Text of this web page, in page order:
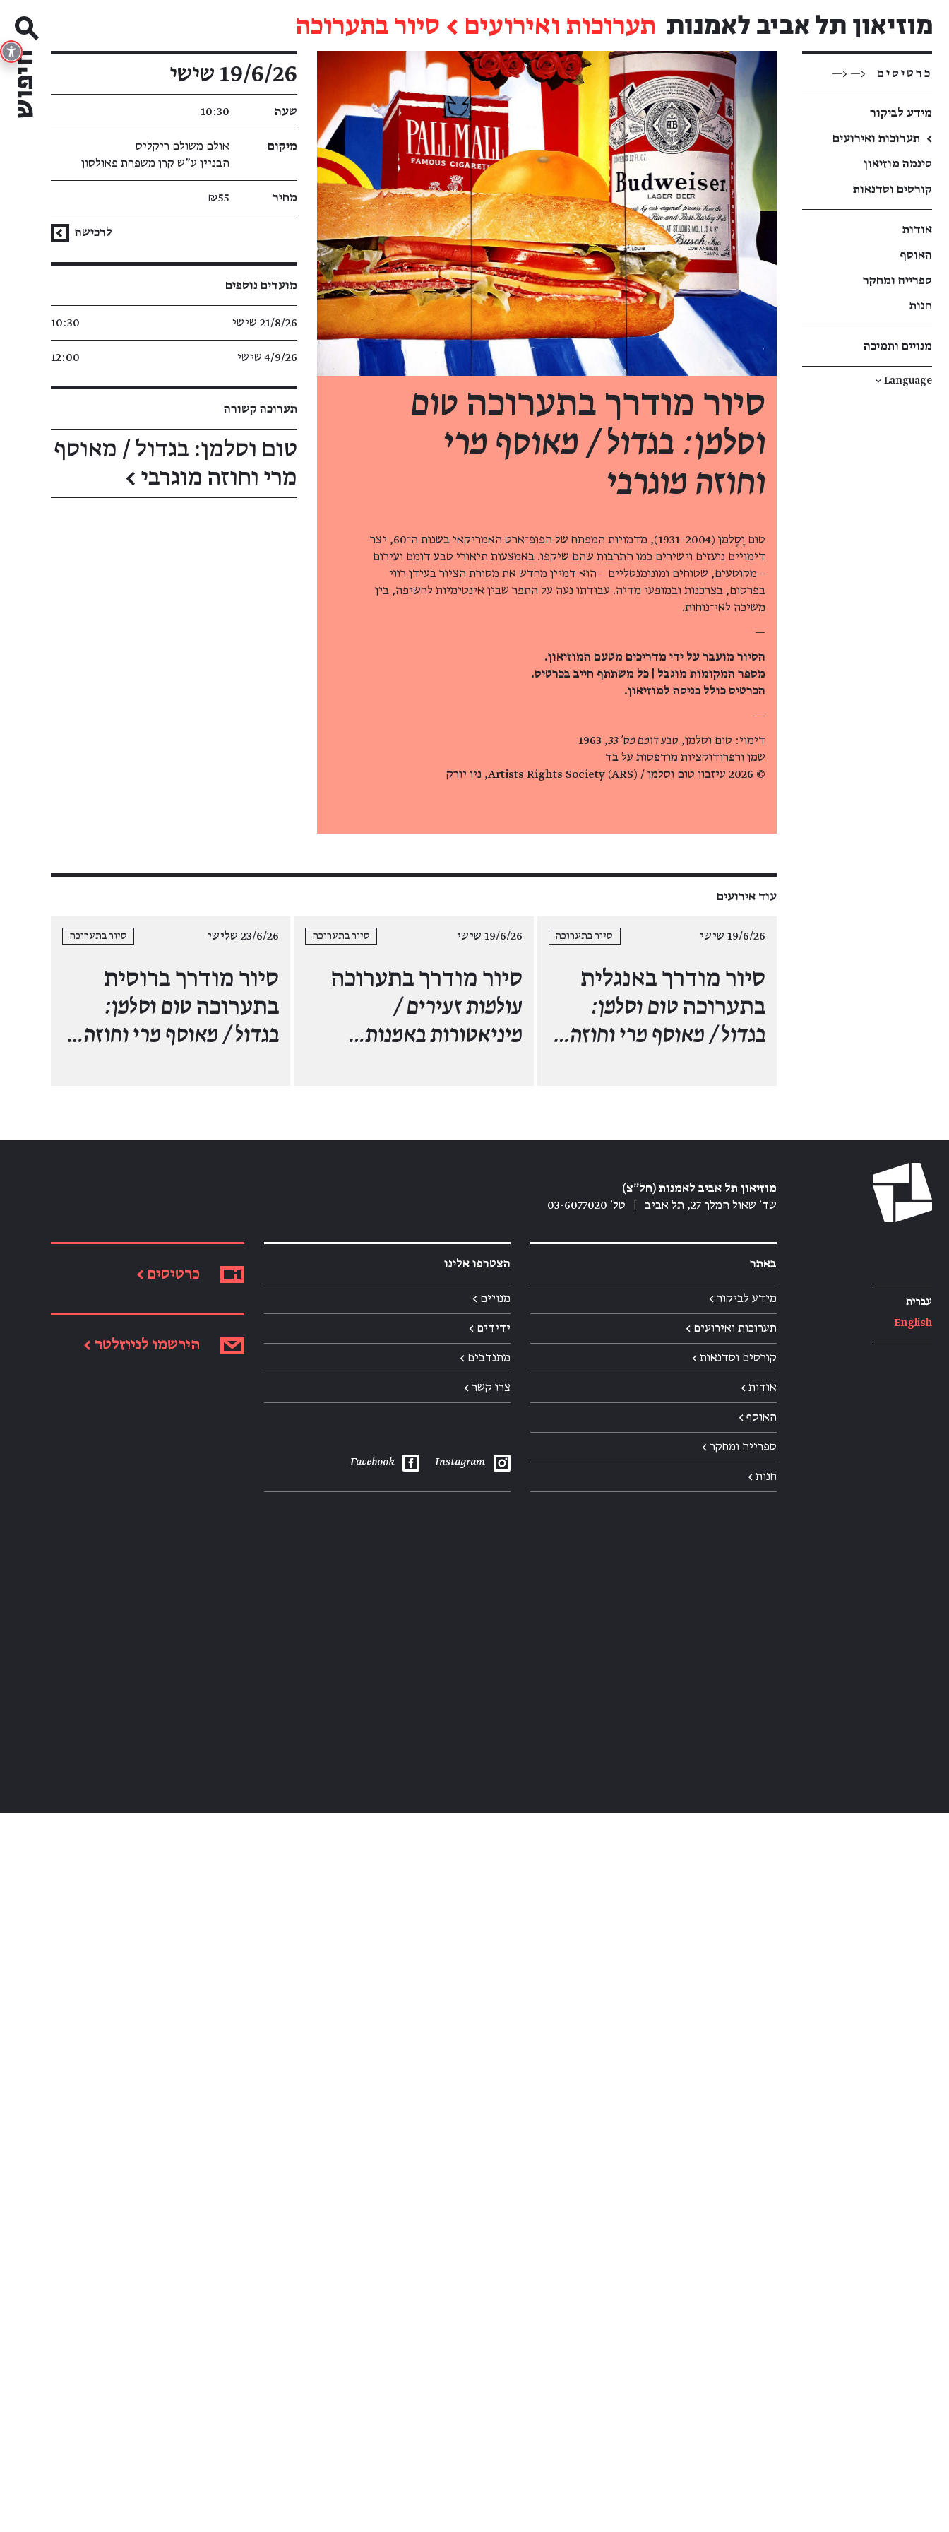
תערוכות ואירועים ← סיור בתערוכה
כרטיסים <— <—
מידע לביקור
←
תערוכות ואירועים
סינמה מוזיאון
קורסים וסדנאות
אודות
האוסף
ספרייה ומחקר
חנות
מנויים ותמיכה
Language
↓
סיור מודרך בתערוכה טום
וסלמן: בגדול / מאוסף מרי
וחוזה מוגרבי
טום וֶסֶלמן (2004–1931), מדמויות המפתח של הפופ־ארט האמריקאי בשנות ה־60, יצר
דימויים נועזים וישירים כמו התרבות שהם שיקפו. באמצעות תיאורי טבע דומם ועירום
– מקוטעים, שטוחים ומונומנטליים – הוא דמיין מחדש את מסורת הציור בעידן רווי
בפרסום, בצרכנות ובמופעי מדיה. עבודתו נעה על התפר שבין אינטימיות לחשיפה, בין
משיכה לאי־נוחות.
—
הסיור מועבר על ידי מדריכים מטעם המוזיאון.
מספר המקומות מוגבל | כל משתתף חייב בכרטיס.
הכרטיס כולל כניסה למוזיאון.
—
דימוי: טום וסלמן, טבע דומם מס' 33
, 1963
שמן ורפרודוקציות מודפסות על בד
© 2026 עיזבון טום וסלמן / Artists Rights Society (ARS), ניו יורק
פרטי האירוע
19/6/26 שישי
שעה 10:30
מיקום
אולם משולם ריקליס
הבניין ע"ש קרן משפחת פאולסון
מחיר ₪55
לרכישה
מועדים נוספים
21/8/26 שישי 10:30
4/9/26 שישי 12:00
תערוכה קשורה
טום וסלמן: בגדול / מאוסף
מרי וחוזה מוגרבי←
עוד אירועים
19/6/26 שישי סיור בתערוכה
סיור מודרך באנגלית
בתערוכה טום וסלמן:
בגדול / מאוסף מרי וחוזה…
19/6/26 שישי סיור בתערוכה
סיור מודרך בתערוכה
עולמות זעירים /
מיניאטורות באמנות…
23/6/26 שלישי סיור בתערוכה
סיור מודרך ברוסית
בתערוכה טום וסלמן:
בגדול / מאוסף מרי וחוזה…
עברית
English
מוזיאון תל אביב לאמנות (חל״צ)
שד׳ שאול המלך 27, תל אביב
טל׳ 03-6077020
באתר
מידע לביקור ←
תערוכות ואירועים ←
קורסים וסדנאות ←
אודות ←
האוסף ←
ספרייה ומחקר ←
חנות ←
הצטרפו אלינו
מנויים ←
ידידים ←
מתנדבים ←
צרו קשר ←
Instagram
Facebook
כרטיסים ←
הירשמו לניוזלטר ←